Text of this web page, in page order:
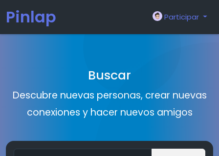
Pinlap Participar
Buscar
Descubre nuevas personas, crear nuevas
conexiones y hacer nuevos amigos